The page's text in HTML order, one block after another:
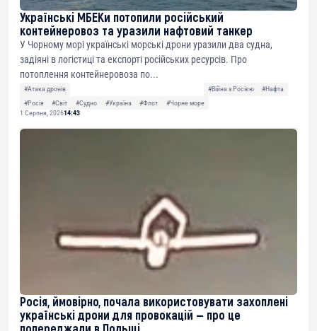
Українські МБЕКи потопили російський
контейнеровоз та уразили нафтовий танкер
У Чорному морі українські морські дрони уразили два судна,
задіяні в логістиці та експорті російських ресурсів. Про
потоплення контейнеровоза по...
#Атака дронів #Війна з Росією
#Нафта
#Росія
#Світ #Судно #Україна #Флот
#Чорне море
1 Серпня, 202614:43
Росія, ймовірно, почала використовувати захоплені
українські дрони для провокацій — про це